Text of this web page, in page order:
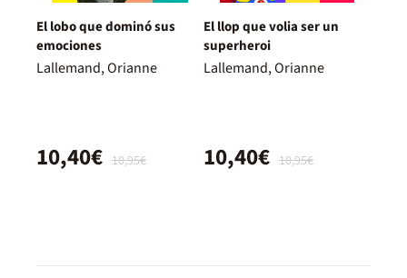
El lobo que dominó sus
emociones
Lallemand, Orianne
10,95€
10,40€
El llop que volia ser un
superheroi
Lallemand, Orianne
10,95€
10,40€